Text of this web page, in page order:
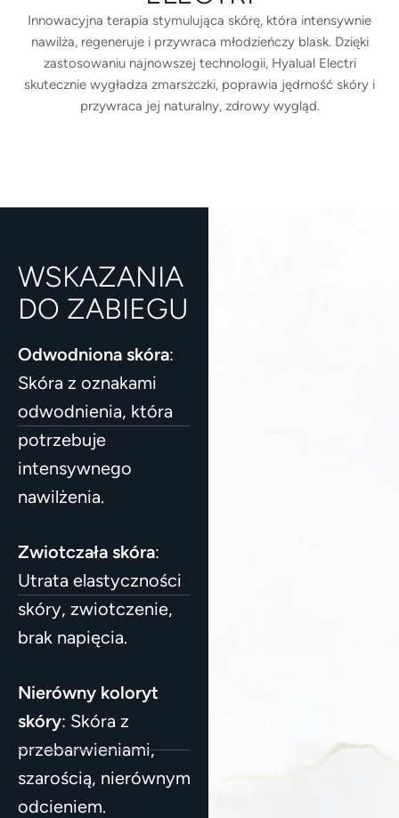
Innowacyjna terapia stymulująca skórę, która intensywnie
nawilża, regeneruje i przywraca młodzieńczy blask. Dzięki
zastosowaniu najnowszej technologii, Hyalual Electri
skutecznie wygładza zmarszczki, poprawia jędrność skóry i
przywraca jej naturalny, zdrowy wygląd.
WSKAZANIA
DO ZABIEGU
Odwodniona skóra:
Skóra z oznakami
odwodnienia, która
potrzebuje
intensywnego
nawilżenia.
Zwiotczała skóra:
Utrata elastyczności
skóry, zwiotczenie,
brak napięcia.
Nierówny koloryt
skóry: Skóra z
przebarwieniami,
szarością, nierównym
odcieniem.